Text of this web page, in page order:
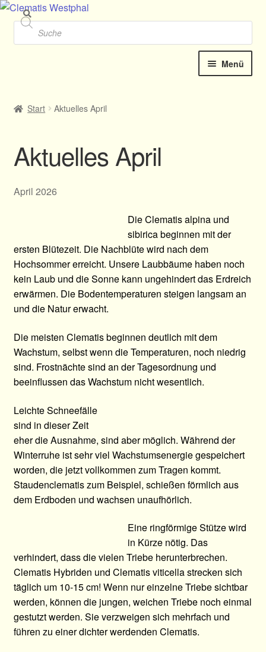
Products
search
Menü
Neu Katalog online 2025
Kontakt
Allgemeines
Ratgeber
Über Clematis
Über uns
Warenkorb
Start Aktuelles April
Aktuelles April
April 2026
Die Clematis alpina und
sibirica beginnen mit der
ersten Blütezeit. Die Nachblüte wird nach dem
Hochsommer erreicht. Unsere Laubbäume haben noch
kein Laub und die Sonne kann ungehindert das Erdreich
erwärmen. Die Bodentemperaturen steigen langsam an
und die Natur erwacht.
Die meisten Clematis beginnen deutlich mit dem
Wachstum, selbst wenn die Temperaturen, noch niedrig
sind. Frostnächte sind an der Tagesordnung und
beeinflussen das Wachstum nicht wesentlich.
Leichte Schneefälle
sind in dieser Zeit
eher die Ausnahme, sind aber möglich. Während der
Winterruhe ist sehr viel Wachstumsenergie gespeichert
worden, die jetzt vollkommen zum Tragen kommt.
Staudenclematis zum Beispiel, schießen förmlich aus
dem Erdboden und wachsen unaufhörlich.
Eine ringförmige Stütze wird
in Kürze nötig. Das
verhindert, dass die vielen Triebe herunterbrechen.
Clematis Hybriden und Clematis viticella strecken sich
täglich um 10-15 cm! Wenn nur einzelne Triebe sichtbar
werden, können die jungen, weichen Triebe noch einmal
gestutzt werden. Sie verzweigen sich mehrfach und
führen zu einer dichter werdenden Clematis.